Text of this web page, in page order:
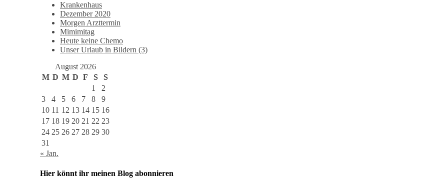
Krankenhaus
Dezember 2020
Morgen Arzttermin
Mimimitag
Heute keine Chemo
Unser Urlaub in Bildern (3)
August 2026
M D M D F S
S
1
2
3
4 5 6 7 8
9
10 11 12 13 14 15 16
17 18 19 20 21 22 23
24 25 26 27 28 29 30
31
« Jan.
Hier könnt ihr meinen Blog abonnieren